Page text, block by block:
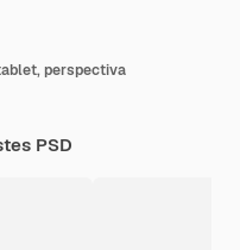
perspectiva
PSD